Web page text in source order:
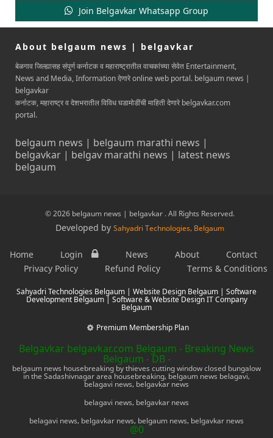
Join Belgavkar Whatsapp Group
About belgaum news | belgavkar
बेळगाव जिल्ह्यासह संपुर्ण कर्नाटक व महाराष्ट्रातील वाचकांच्या सेवेत Entertainment,
News and Media, Information देणारे online web portal. belgaum news |
belgavkar
कर्नाटक, महाराष्ट्र व देशभरातील विविध घडामोडींची माहिती देणारे belgavkar.com
portal.
belgaum news | belgaum marathi news |
belgavkar | belgav marathi news | latest news
belgaum
© 2026 belgaum news | belgavkar . All Rights Reserved.
Developed by Sahyadri Technologies, Belgaum
Home Login News About
Contact
Privacy Policy
Refund Policy Terms & Conditions
Sahyadri Technologies Belgaum | Website Design Belgaum | Software
Development Belgaum | Software & Website Design IT Company
Belgaum
Premium Membership Plan
Belgavkar belgavkar.com Belgaum - Breaking News
Belgaum - DB -
belgaum news housebreaking by thieves cutting window closed bungalow
in the Sadashivnagar area housebreaking, belgaum news belagavi,
belagavi news, belgavkar news
belagavi news, belgavkar news
belagavi news, belgavkar news, belgaum news, belgavkar news
@0